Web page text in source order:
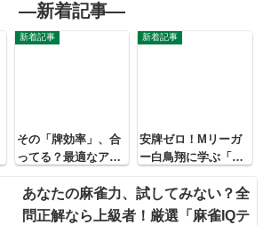
―新着記事―
新着記事
その「牌効率」、合
ってる？最適なアガ
罠」と、上級者だけ
が知る“打たない”選
新着記事
安牌ゼロ！Mリーガ
ー白鳥翔に学ぶ「完
応方法
あなたの麻雀力、試してみない？全
問正解なら上級者！厳選「麻雀IQテ